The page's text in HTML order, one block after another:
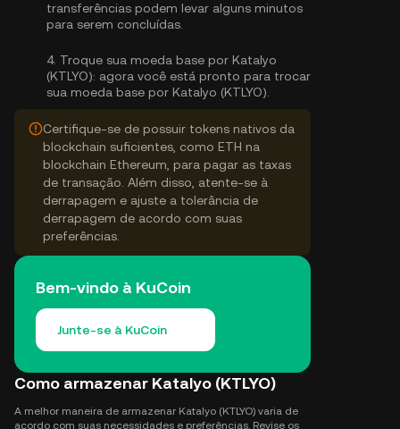
transferências podem levar alguns minutos
para serem concluídas.
4. Troque sua moeda base por Katalyo
(KTLYO): agora você está pronto para trocar
sua moeda base por Katalyo (KTLYO).
Certifique-se de possuir tokens nativos da
blockchain suficientes, como ETH na
blockchain Ethereum, para pagar as taxas
de transação. Além disso, atente-se à
derrapagem e ajuste a tolerância de
derrapagem de acordo com suas
preferências.
Bem-vindo à KuCoin
Junte-se à KuCoin
Como armazenar Katalyo (KTLYO)
A melhor maneira de armazenar Katalyo (KTLYO) varia de
acordo com suas necessidades e preferências. Revise os